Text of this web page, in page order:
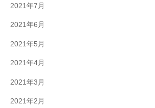
2021年7月
2021年6月
2021年5月
2021年4月
2021年3月
2021年2月